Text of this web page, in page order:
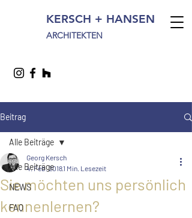
KERSCH + HANSEN
ARCHITEKTEN
Beitrag
Alle Beiträge
NEWS
FAQ
Alle Beiträge
Sie möchten uns persönlich
kennenlernen?
Georg Kersch
4. Feb. 20181 Min. Lesezeit